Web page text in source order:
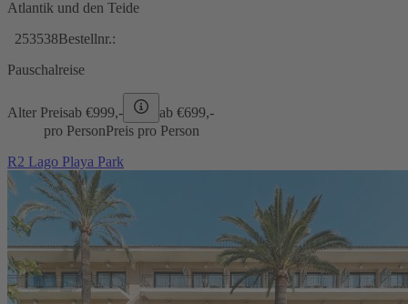
Atlantik und den Teide
253538Bestellnr.:
Pauschalreise
Alter Preisab €999,- ab €699,-
pro PersonPreis pro Person
R2 Lago Playa Park